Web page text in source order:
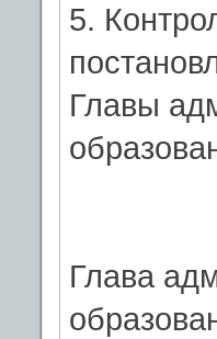
5.
Главы
Глава